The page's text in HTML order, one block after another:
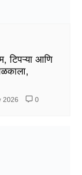
टिपऱ्या आणि
2026 0